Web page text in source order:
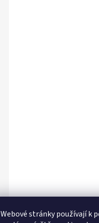
Webové stránky používají k